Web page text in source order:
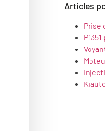
Articles
Prise
Kiauto